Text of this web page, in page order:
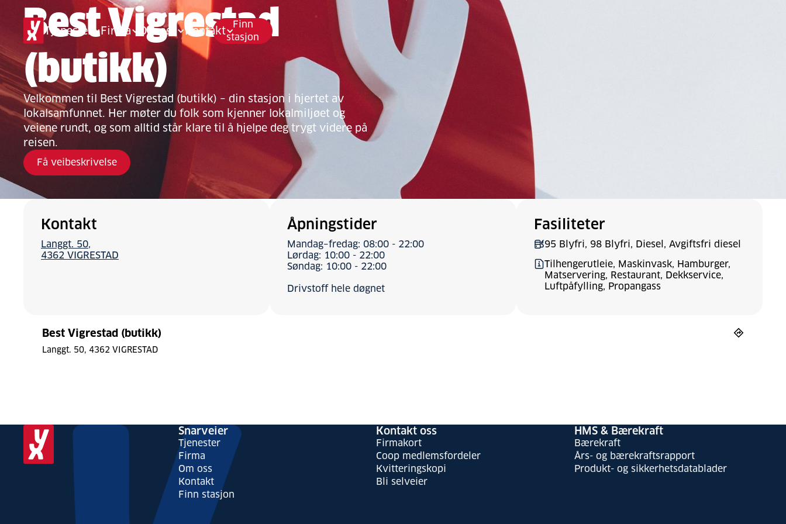
Tjenester Firma Om oss Kontakt
Finn
stasjon
Best Vigrestad
(butikk)
Velkommen til Best Vigrestad (butikk) – din stasjon i hjertet av
lokalsamfunnet. Her møter du folk som kjenner lokalmiljøet og
veiene rundt, og som alltid står klare til å hjelpe deg trygt videre på
reisen.
Få veibeskrivelse
Kontakt
Langgt. 50
4362 VIGRESTAD
Åpningstider
Mandag–fredag: 08:00 - 22:00
Lørdag: 10:00 - 22:00
Søndag: 10:00 - 22:00
Drivstoff hele døgnet
Fasiliteter
95 Blyfri, 98 Blyfri, Diesel, Avgiftsfri diesel
Tilhengerutleie, Maskinvask, Hamburger,
Matservering, Restaurant, Dekkservice,
Luftpåfylling, Propangass
Best Vigrestad (butikk)
Langgt. 50 4362 VIGRESTAD
Bytt stil
© OpenStreetMap
Snarveier
Tjenester
Firma
Om oss
Kontakt
Finn stasjon
Kontakt oss
Firmakort
Coop medlemsfordeler
Kvitteringskopi
Bli selveier
HMS & Bærekraft
Bærekraft
Års- og bærekraftsrapport
Produkt- og sikkerhetsdatablader